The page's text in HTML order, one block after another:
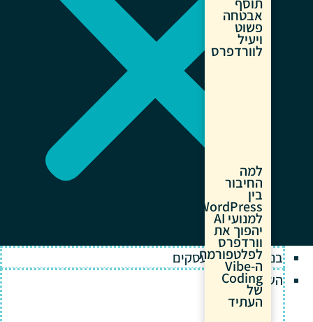
אבטחה
פשוט
ויעיל
לוורדפרס
למה
החיבור
בין
WordPress
למנועי AI
יהפוך את
וורדפרס
לפלטפורמת
ה-Vibe
Coding
של
העתיד
בניית אתרים לעסקים
השירותים שלנו